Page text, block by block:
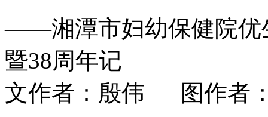
——湘潭市妇幼保健院优
暨38周年记
文作者：殷伟 图作者